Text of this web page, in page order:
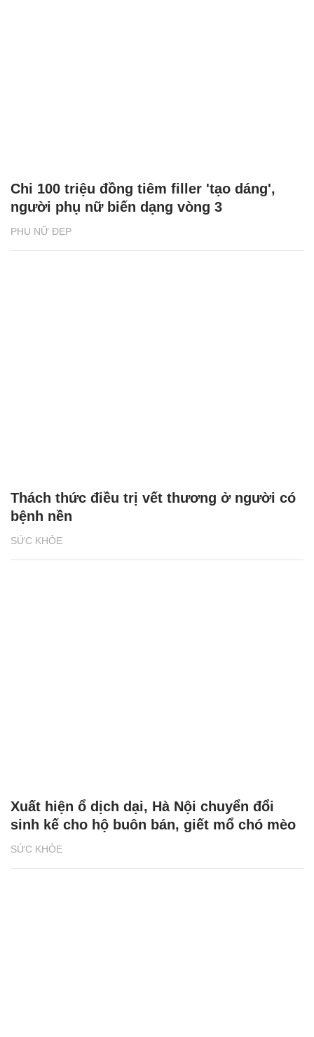
PHỤ NỮ ĐẸP
Chi 100 triệu đồng tiêm filler 'tạo dáng',
người phụ nữ biến dạng vòng 3
SỨC KHỎE
Thách thức điều trị vết thương ở người có
bệnh nền
SỨC KHỎE
Xuất hiện ổ dịch dại, Hà Nội chuyển đổi
sinh kế cho hộ buôn bán, giết mổ chó mèo